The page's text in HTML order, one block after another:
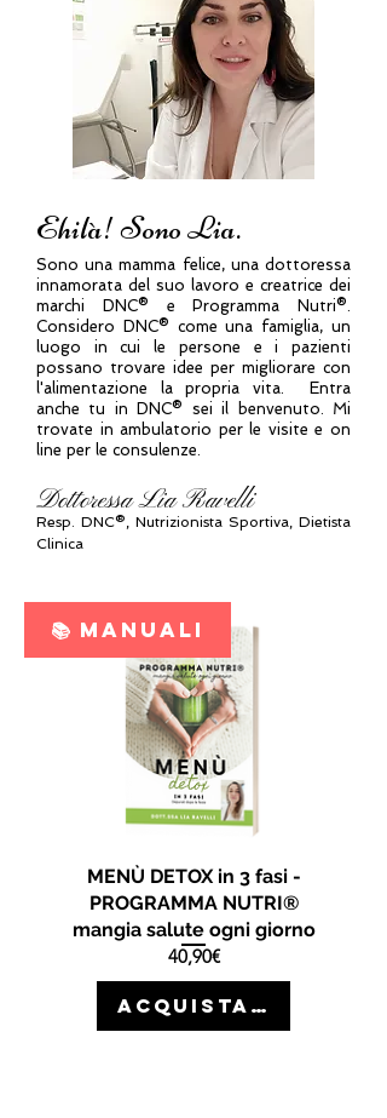
Ehilà! Sono Lia.
Sono una mamma felice, una dottoressa
innamorata del suo lavoro e creatrice dei
marchi DNC® e Programma Nutri®.
Considero DNC® come una famiglia, un
luogo in cui le persone e i pazienti
possano trovare idee per migliorare con
l'alimentazione la propria vita. Entra
anche tu in DNC® sei il benvenuto. Mi
trovate in ambulatorio per le visite e on
line per le consulenze.
Dottoressa Lia Ravelli
Resp. DNC®, Nutrizionista Sportiva, Dietista
Clinica
📚 MANUALI
MENÙ DETOX in 3 fasi -
PROGRAMMA NUTRI®
mangia salute ogni giorno
40,90€Prezzo
ACQUISTA >>